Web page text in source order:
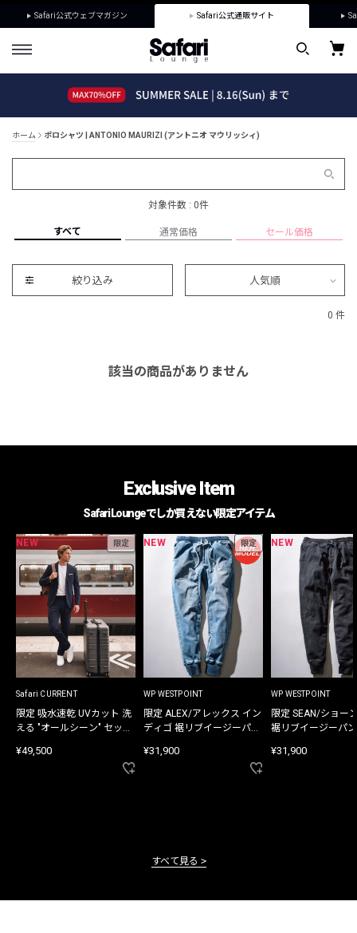
Safari公式ウェブマガジン Safari公式通販サイト
ホーム ポロシャツ | ANTONIO MAURIZI (アントニオ マウリッシィ)
対象件数 : 0件
すべて 通常価格 セール価格
絞り込み 人気順
0 件
該当の商品がありません
Exclusive Item
Safari Loungeでしか買えない限定アイテム
NEW 限定
Safari CURRENT
限定 吸水速乾 UVカット 洗
える "オールシーン" セット
¥49,500
NEW 限定
WP WESTPOINT
限定 ALEX/アレックス イン
ディゴ 裾リブイージーパン
¥31,900
NEW
WP WESTPOINT
限定 SEAN/ショー
裾リブイージーパ
¥31,900
すべて見る